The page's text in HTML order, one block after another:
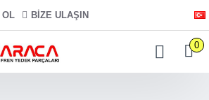
OL BIZE ULAŞIN
0